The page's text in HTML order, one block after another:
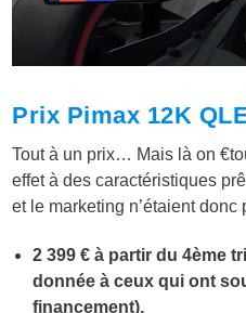
Prix Pimax 12K
Tout à un prix… Mais là on
effet à des caractéristiques
et le marketing n’étaient donc
2 399 € à partir du 4ème
donnée à ceux qui ont
financement).